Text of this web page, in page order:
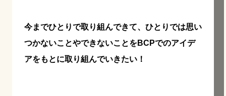
今までひとりで取り組んできて、ひとりでは思い
つかないことやできないことをBCPでのアイデ
アをもとに取り組んでいきたい！